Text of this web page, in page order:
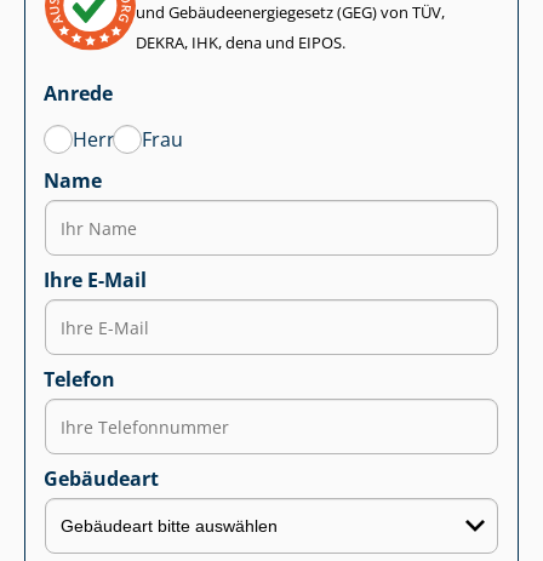
und Ge­bäu­de­en­er­gie­ge­setz (GEG) von TÜV,
DEKRA, IHK, dena und EIPOS.
Anrede
Herr
Frau
Name
Ihre E-Mail
Telefon
Gebäudeart